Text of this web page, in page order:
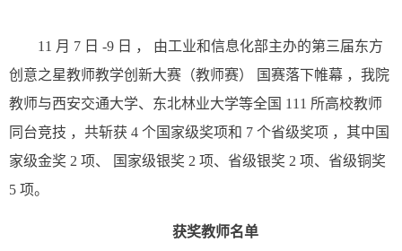
11 月 7 日 -9 日 ，
由工业和信息化部主办的第三届东方
创意之星教师教学创新大赛（教师赛）
国赛落下帷幕 ，我院
教师与西安交通大学、东北林业大学等全国 11 1 所高校教师
同台竞技 ，共斩获 4 个国家级奖项和 7 个省级奖项 ，其中国
家级金奖 2 项、 国家级银奖 2 项、省级银奖 2 项、省级铜奖
5 项。
获奖教师名单